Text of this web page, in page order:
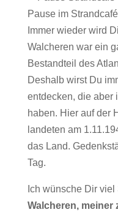
Pause im
Immer wieder wird
Walcheren war ein
Bestandteil des
Deshalb wirst Du
entdecken, die aber
haben. Hier auf der
landeten am
das Land.
Tag.
Ich wünsche Dir
Walcheren, meiner